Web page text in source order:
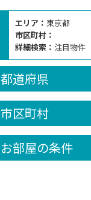
エリア： 東京都
市区町村：
詳細検索： 注目物件
都道府県
市区町村
お部屋の条件